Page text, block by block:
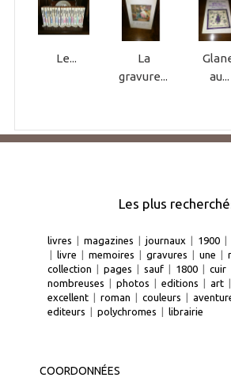
Le...
La
gravure...
au...
Les plus
livres | magazines | journaux | 1900 |
| livre | memoires | gravures | une |
collection | pages | sauf | 1800 | cuir
nombreuses | photos | editions | art |
excellent | roman | couleurs |
editeurs | polychromes | librairie
COORDONNÉES